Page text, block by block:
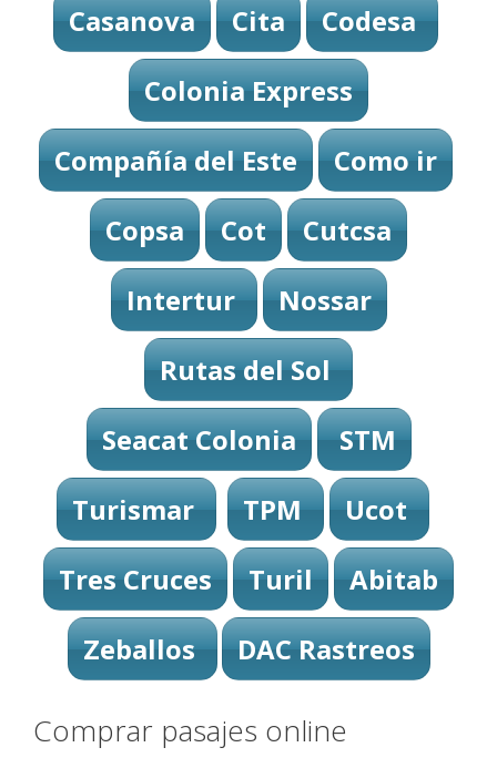
Casanova
Cita
Codesa
Colonia Express
Compañía del Este
Como ir
Copsa
Cot
Cutcsa
Intertur
Nossar
Rutas del Sol
Seacat Colonia
STM
Turismar
TPM
Ucot
Tres Cruces
Turil
Abitab
Zeballos
DAC Rastreos
Comprar pasajes online